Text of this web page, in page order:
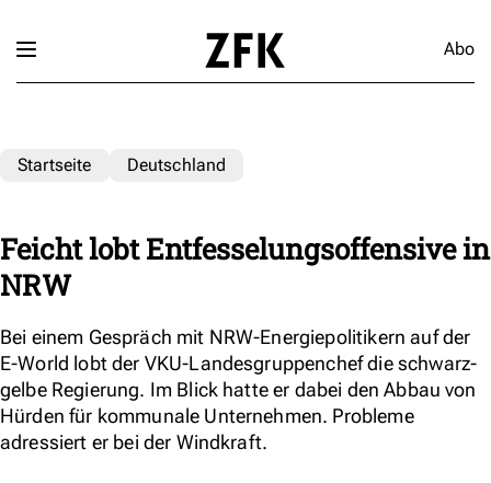
Abo
Startseite Deutschland
Feicht lobt Entfesselungsoffensive in
NRW
Bei einem Gespräch mit NRW-Energiepolitikern auf der
E-World lobt der VKU-Landesgruppenchef die schwarz-
gelbe Regierung. Im Blick hatte er dabei den Abbau von
Hürden für kommunale Unternehmen. Probleme
adressiert er bei der Windkraft.